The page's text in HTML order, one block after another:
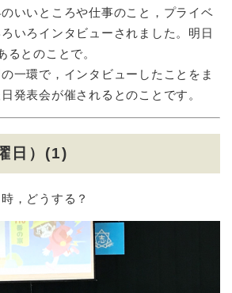
いいところや仕事のこと，プライベ
いろインタビューされました。明日
るとのことで。
一環で，インタビューしたことをま
発表会が催されるとのことです。
日）(1)
，どうする？